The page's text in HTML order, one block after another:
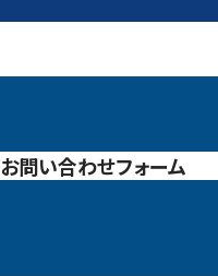
お問い合わせフォーム